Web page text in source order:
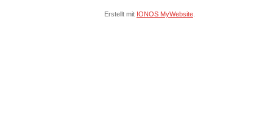
Erstellt mit IONOS MyWebsite